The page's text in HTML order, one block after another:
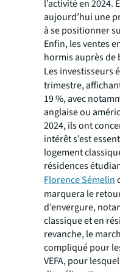
l’activité en 2024.
aujourd’hui une
à se positionner
Enfin, les ventes
hormis auprès de
Les investisseurs
trimestre,
19 %, avec
anglaise ou
2024, ils ont
intérêt s’est
logement
résidences
Florence Sémelin
marquera le
d’envergure,
classique et en
revanche, le
compliqué pour
VEFA, pour